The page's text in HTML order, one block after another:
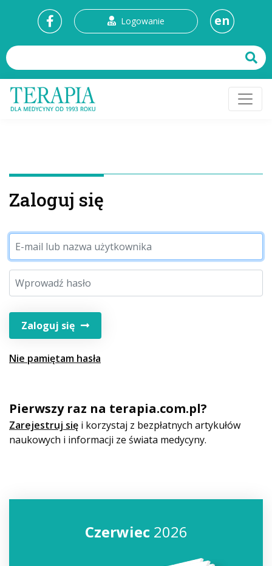
Logowanie en
Zaloguj się
Zaloguj się
Nie pamiętam hasła
Pierwszy raz na terapia.com.pl?
Zarejestruj się i korzystaj z bezpłatnych artykułów
naukowych i informacji ze świata medycyny.
Czerwiec2026